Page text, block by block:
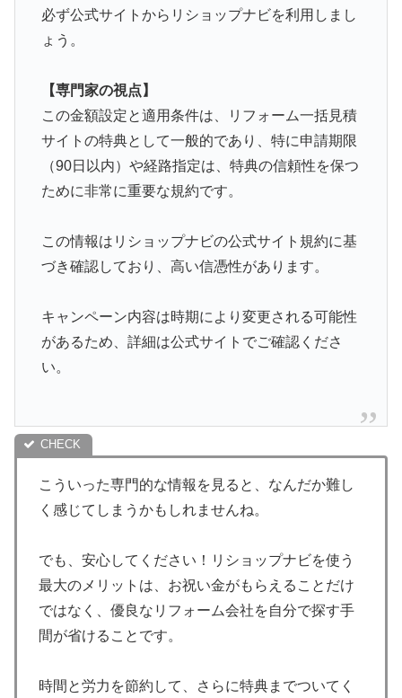
必ず公式サイトからリショップナビを利用しまし
ょう。
【専門家の視点】
この金額設定と適用条件は、リフォーム一括見積
サイトの特典として一般的であり、特に申請期限
（90日以内）や経路指定は、特典の信頼性を保つ
ために非常に重要な規約です。
この情報はリショップナビの公式サイト規約に基
づき確認しており、高い信憑性があります。
キャンペーン内容は時期により変更される可能性
があるため、詳細は公式サイトでご確認くださ
い。
こういった専門的な情報を見ると、なんだか難し
く感じてしまうかもしれませんね。
でも、安心してください！リショップナビを使う
最大のメリットは、お祝い金がもらえることだけ
ではなく、優良なリフォーム会社を自分で探す手
間が省けることです。
時間と労力を節約して、さらに特典までついてく